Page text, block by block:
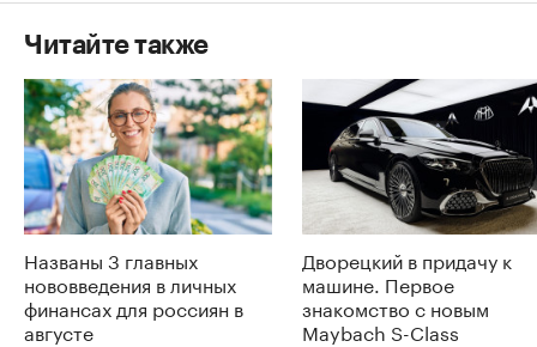
Читайте также
Названы 3 главных
нововведения в личных
финансах для россиян в
августе
Дворецкий в придачу к
машине. Первое
знакомство с новым
Maybach S-Class